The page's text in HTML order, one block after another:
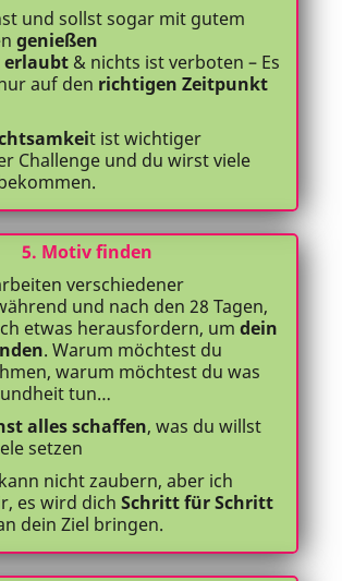
und sollst sogar mit gutem
genießen
erlaubt & nichts ist verboten – Es
auf den richtigen Zeitpunkt
t ist wichtiger
Challenge und du wirst viele
5. Motiv finden
verschiedener
und nach den 28 Tagen,
etwas herausfordern, um dein
. Warum möchtest du
warum möchtest du was
tun…
alles schaffen, was du willst
setzen
nicht zaubern, aber ich
es wird dich Schritt für Schritt
dein Ziel bringen.